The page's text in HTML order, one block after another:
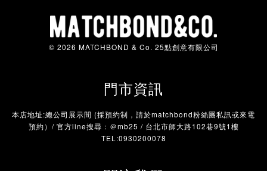
© 2026 MATCHBOND & Co. 25點創意有限公司
門市資訊
本店地址:總公司展示間 (採預約制，請於matchbond粉絲團私訊或來電
預約）/ 官方line搜尋：＠mb25 / 台北市師大路102巷9號1樓
TEL:0930200078